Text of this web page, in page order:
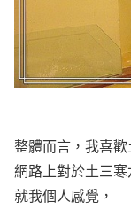
整體而言，我喜
網路上對於土三
就我個人感覺，